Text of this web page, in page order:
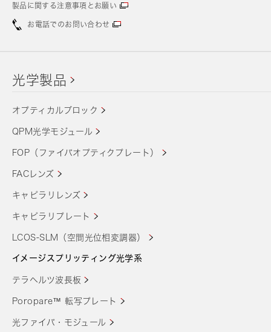
製品に関する注意事項とお願い
お電話でのお問い合わせ
光学製品
オプティカルブロック
QPM光学モジュール
FOP（ファイバオプティクプレート）
FACレンズ
キャピラリレンズ
キャピラリプレート
LCOS-SLM（空間光位相変調器）
イメージスプリッティング光学系
テラヘルツ波長板
Poropare™ 転写プレート
光ファイバ・モジュール